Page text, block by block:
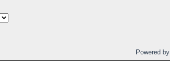
Powered by